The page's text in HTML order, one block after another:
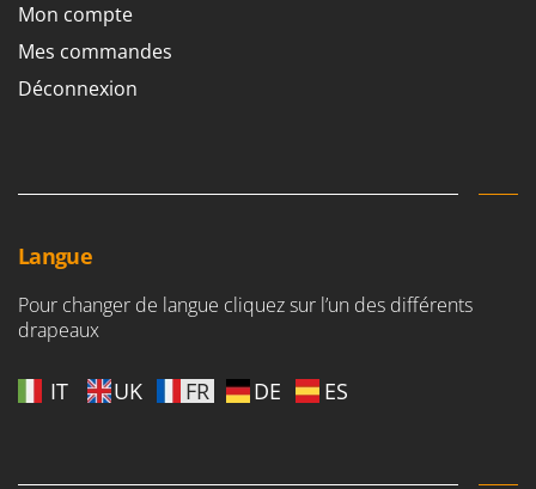
Mon compte
Mes commandes
Déconnexion
Langue
Pour changer de langue cliquez sur l’un des différents
drapeaux
IT UK FR DE ES